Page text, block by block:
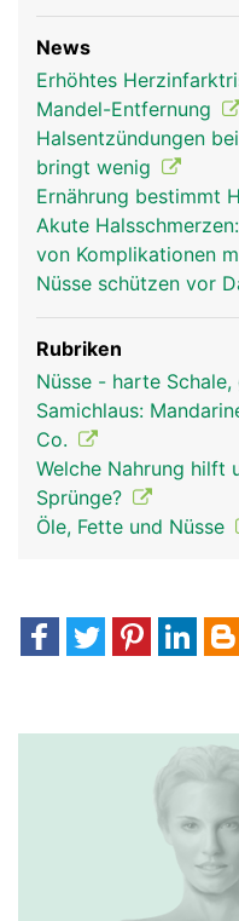
News
Erhöhtes
Mandel-Entfernung
Halsentzündungen
bringt wenig
Ernährung bestimmt
Akute
von Komplikationen
Nüsse schützen vor
Rubriken
Nüsse - harte Schale,
Samichlaus:
Co.
Welche Nahrung hilft
Sprünge?
Öle, Fette und Nüsse